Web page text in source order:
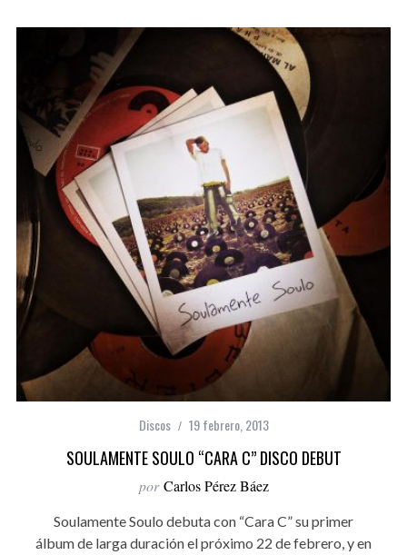
Discos 19 febrero, 2013
SOULAMENTE SOULO “CARA C” DISCO DEBUT
por Carlos Pérez Báez
Soulamente Soulo debuta con “Cara C” su primer
álbum de larga duración el próximo 22 de febrero, y en